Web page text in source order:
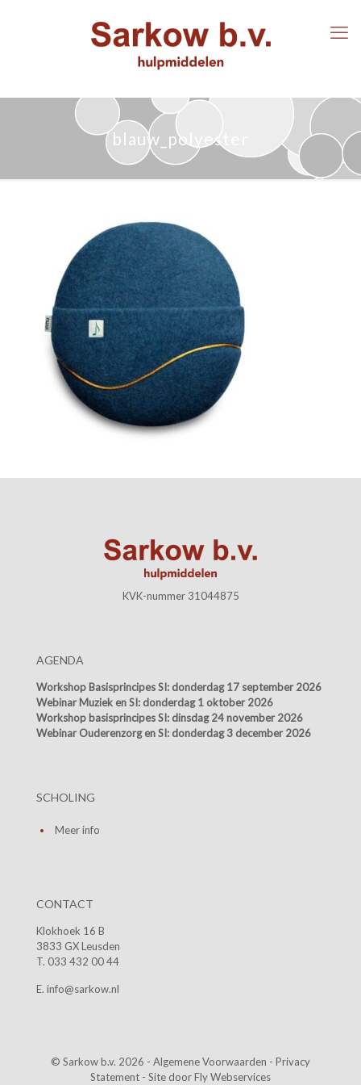
blauw_polyester
KVK-nummer 31044875
AGENDA
Workshop Basisprincipes SI: donderdag 17 september 2026
Webinar Muziek en SI: donderdag 1 oktober 2026
Workshop basisprincipes SI: dinsdag 24 november 2026
Webinar Ouderenzorg en SI: donderdag 3 december 2026
SCHOLING
Meer info
CONTACT
Klokhoek 16 B
3833 GX Leusden
T. 033 432 00 44
E. info@sarkow.nl
© Sarkow b.v. 2026 - Algemene Voorwaarden - Privacy
Statement - Site doorFly Webservices